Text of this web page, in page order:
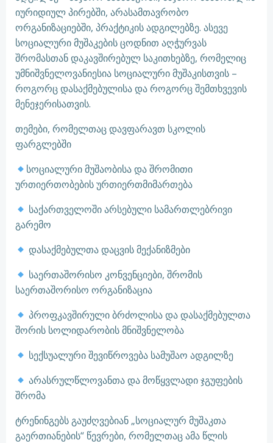
იურიდიულ პირებში, არასამთავრობო
ორგანიზაციებში, პრაქტიკის ადგილებზე. ასევე
სოციალური მუშაკების ცოდნით აღჭურვას
შრომასთან დაკავშირებულ საკითხებზე, რომელიც
უმნიშვნელოვანიესია სოციალური მუშაკისთვის –
როგორც დასაქმებულისა და როგორც შემთხვევის
მენეჯერისათვის.
თემები, რომელთაც დავფარავთ სკოლის
ფარგლებში
სოციალური მუშაობისა და შრომითი
ურთიერთობების ურთიერთმიმართება
საქართველოში არსებული სამართლებრივი
გარემო
დასაქმებულთა დაცვის მექანიზმები
საერთაშორისო კონვენციები, შრომის
საერთაშორისო ორგანიზაცია
პროფკავშირული ბრძოლისა და დასაქმებულთა
შორის სოლიდარობის მნიშვნელობა
სექსუალური შევიწროვება სამუშაო ადგილზე
არასრულწლოვანთა და მოწყვლადი ჯგუფების
შრომა
ტრენინგებს გაუძღვებიან „სოციალურ მუშაკთა
გაერთიანების“ წევრები, რომელთაც ამა წლის